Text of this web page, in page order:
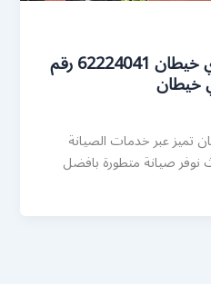
فني صيانة تكييف مركزي خيطان 62224041 رقم
خيطان
تميز عبر خدمات الصيانة
نوفر صيانة متطورة بافضل